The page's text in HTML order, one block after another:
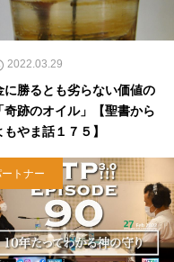
2022.03.29
に勝るとも劣らない価値の
「奇跡のオイル」【聖書から
もやま話１７５】
ートナー